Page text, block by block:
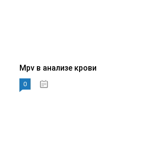
Mpv в анализе крови
0